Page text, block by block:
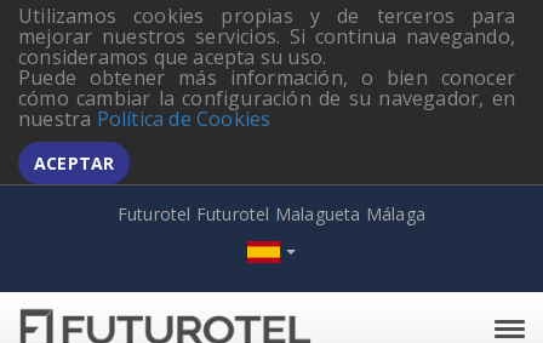
Utilizamos cookies propias y de terceros para
mejorar nuestros servicios. Si continua navegando,
consideramos que acepta su uso.
Puede obtener más información, o bien conocer
cómo cambiar la configuración de su navegador, en
nuestra Política de Cookies
ACEPTAR
Futurotel Futurotel Malagueta Málaga